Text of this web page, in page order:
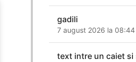
gadili
7 august 2026 la 08:44
text intre un caiet